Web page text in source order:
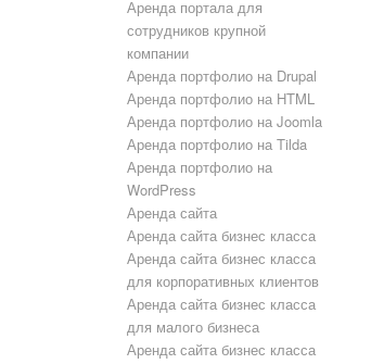
Аренда портала для
сотрудников крупной
компании
Аренда портфолио на Drupal
Аренда портфолио на HTML
Аренда портфолио на Joomla
Аренда портфолио на Tilda
Аренда портфолио на
WordPress
Аренда сайта
Аренда сайта бизнес класса
Аренда сайта бизнес класса
для корпоративных клиентов
Аренда сайта бизнес класса
для малого бизнеса
Аренда сайта бизнес класса